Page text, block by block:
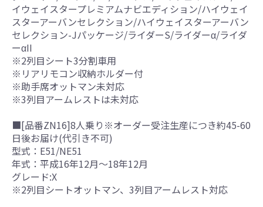
イウェイスタープレミアムナビエディション/ハイウェイ
スターアーバンセレクション/ハイウェイスターアーバン
セレクション-Jパッケージ/ライダーS/ライダーα/ライダ
ーαII
※2列目シート3分割車用
※リアリモコン収納ホルダー付
※助手席オットマン未対応
※3列目アームレストは未対応
■[品番ZN16]8人乗り※オーダー受注生産につき約45-60
日後お届け(代引き不可)
型式：E51/NE51
年式：平成16年12月～18年12月
グレード:X
※2列目シートオットマン、3列目アームレスト対応